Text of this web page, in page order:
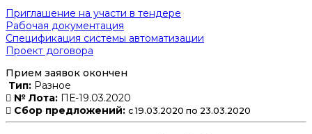
Приглашение на участи в тендере
Рабочая документация
Спецификация системы автоматизации
Проект договора
Прием заявок окончен
Тип: Разное
№ Лота: ПЕ-19.03.2020
Сбор предложений: с 19.03.2020 по 23.03.2020